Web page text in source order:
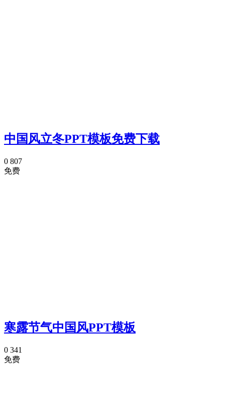
中国风立冬PPT模板免费下载
0 807
免费
寒露节气中国风PPT模板
0 341
免费